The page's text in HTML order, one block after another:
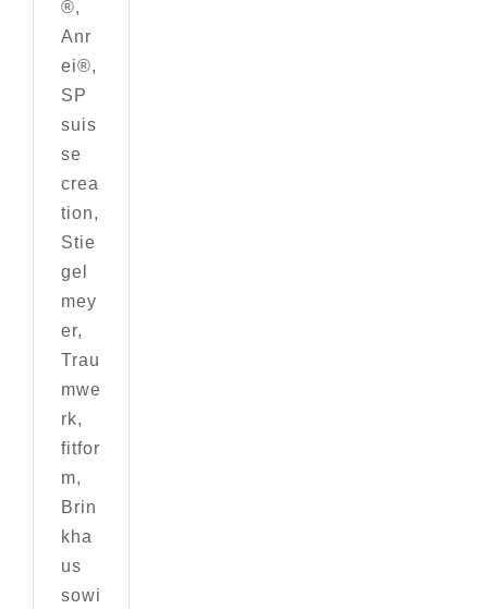
®,
Anr
ei®,
SP
suis
se
crea
tion,
Stie
gel
mey
er,
Trau
mwe
rk,
fitfor
m,
Brin
kha
us
sowi